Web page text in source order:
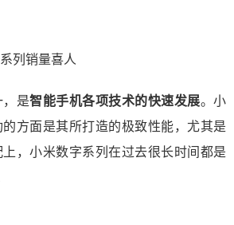
，是智能手机各项技术的快速发展。小
方面是其所打造的极致性能，尤其是
，小米数字系列在过去很长时间都是